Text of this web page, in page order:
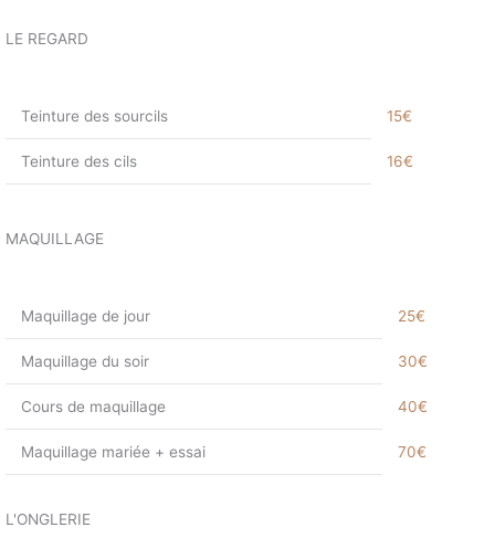
LE REGARD
Teinture des sourcils 15€
Teinture des cils 16€
MAQUILLAGE
Maquillage de jour 25€
Maquillage du soir 30€
Cours de maquillage 40€
Maquillage mariée + essai 70€
L'ONGLERIE